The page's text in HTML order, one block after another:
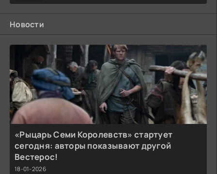
Новости
«Рыцарь Семи Королевств» стартует
сегодня: авторы показывают другой
Вестерос!
18-01-2026